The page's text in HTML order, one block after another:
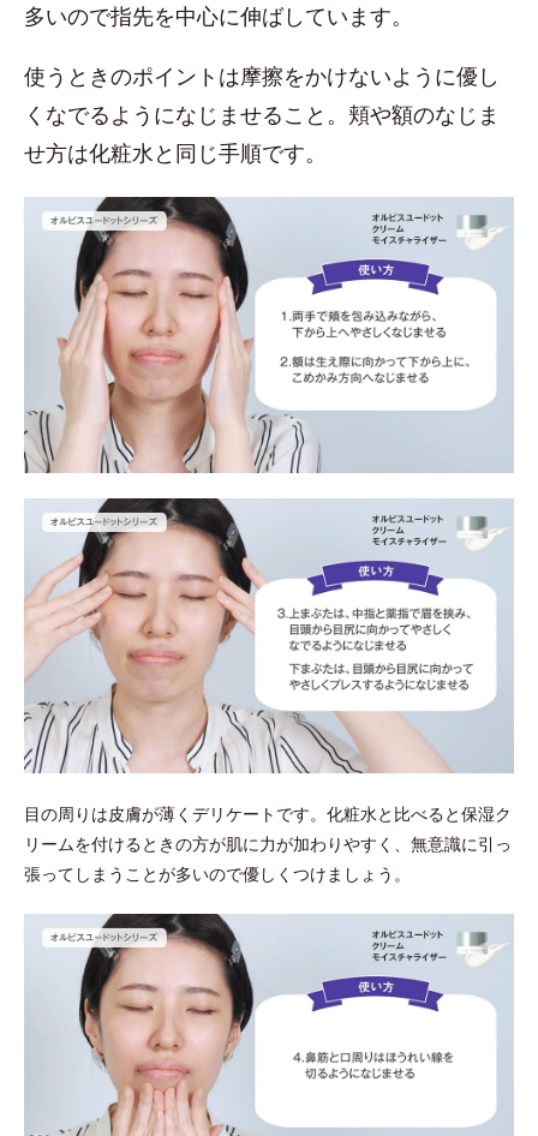
多いので指先を中心に伸ばしています。
使うときのポイントは摩擦をかけないように優し
くなでるようになじませること。頬や額のなじま
せ方は化粧水と同じ手順です。
目の周りは皮膚が薄くデリケートです。化粧水と比べると保湿ク
リームを付けるときの方が肌に力が加わりやすく、無意識に引っ
張ってしまうことが多いので優しくつけましょう。